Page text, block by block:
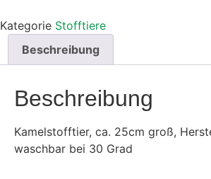
Kategorie Stofftiere
Beschreibung
Beschreibung
Kamelstofftier, ca. 25cm groß,
waschbar bei 30 Grad